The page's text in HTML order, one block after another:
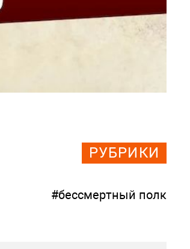
РУБРИКИ
#бессмертный полк